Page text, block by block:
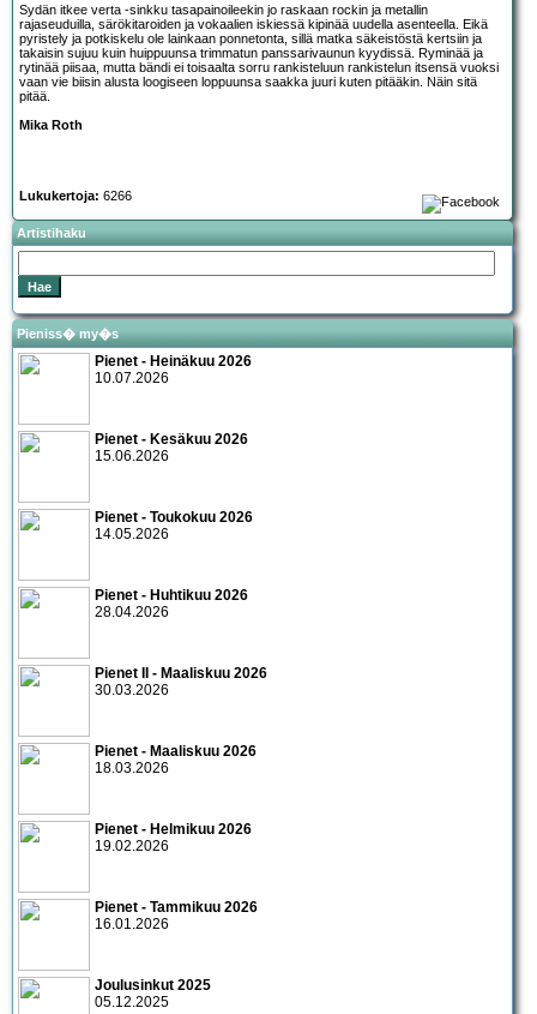
Sydän itkee verta -sinkku tasapainoileekin jo raskaan rockin ja metallin
rajaseuduilla, särökitaroiden ja vokaalien iskiessä kipinää uudella asenteella. Eikä
pyristely ja potkiskelu ole lainkaan ponnetonta, sillä matka säkeistöstä kertsiin ja
takaisin sujuu kuin huippuunsa trimmatun panssarivaunun kyydissä. Ryminää ja
rytinää piisaa, mutta bändi ei toisaalta sorru rankisteluun rankistelun itsensä vuoksi
vaan vie biisin alusta loogiseen loppuunsa saakka juuri kuten pitääkin. Näin sitä
pitää.
Mika Roth
Lukukertoja: 6266
Artistihaku
Pieniss� my�s
Pienet - Heinäkuu 2026
10.07.2026
Pienet - Kesäkuu 2026
15.06.2026
Pienet - Toukokuu 2026
14.05.2026
Pienet - Huhtikuu 2026
28.04.2026
Pienet II - Maaliskuu 2026
30.03.2026
Pienet - Maaliskuu 2026
18.03.2026
Pienet - Helmikuu 2026
19.02.2026
Pienet - Tammikuu 2026
16.01.2026
Joulusinkut 2025
05.12.2025